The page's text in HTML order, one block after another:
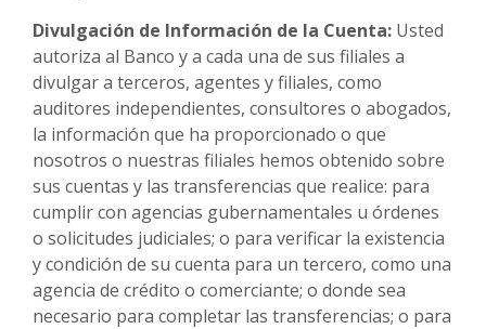
Divulgación de Información de la Cuenta: Usted
autoriza al Banco y a cada una de sus filiales a
divulgar a terceros, agentes y filiales, como
auditores independientes, consultores o abogados,
la información que ha proporcionado o que
nosotros o nuestras filiales hemos obtenido sobre
sus cuentas y las transferencias que realice: para
cumplir con agencias gubernamentales u órdenes
o solicitudes judiciales; o para verificar la existencia
y condición de su cuenta para un tercero, como una
agencia de crédito o comerciante; o donde sea
necesario para completar las transferencias; o para